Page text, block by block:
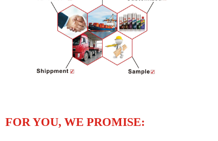
FOR YOU, WE PROMISE: